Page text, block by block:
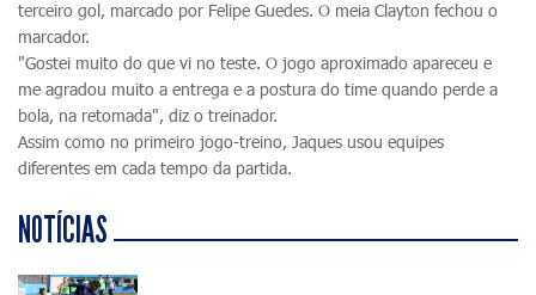
terceiro gol, marcado por Felipe Guedes. O meia Clayton fechou o
marcador.
"Gostei muito do que vi no teste. O jogo aproximado apareceu e
me agradou muito a entrega e a postura do time quando perde a
bola, na retomada", diz o treinador.
Assim como no primeiro jogo-treino, Jaques usou equipes
diferentes em cada tempo da partida.
NOTÍCIAS